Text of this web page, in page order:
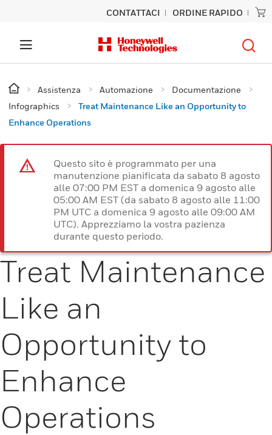
CONTATTACI ORDINE RAPIDO
Assistenza Automazione
Documentazione
Infographics
Treat Maintenance Like an Opportunity to
Enhance Operations
Questo sito è programmato per una
manutenzione pianificata da sabato 8 agosto
alle 07:00 PM EST a domenica 9 agosto alle
05:00 AM EST (da sabato 8 agosto alle 11:00
PM UTC a domenica 9 agosto alle 09:00 AM
UTC). Apprezziamo la vostra pazienza
durante questo periodo.
Treat Maintenance
Like an
Opportunity to
Enhance
Operations